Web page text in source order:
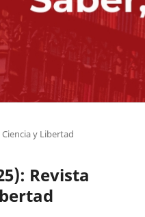
y Libertad
Revista